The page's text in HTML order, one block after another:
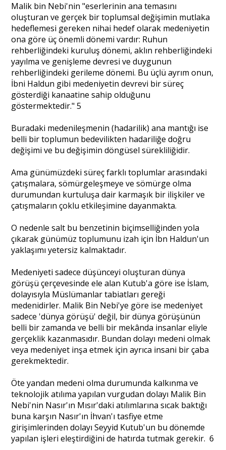
Malik bin Nebi'nin "eserlerinin ana temasını
oluşturan ve gerçek bir toplumsal değişimin mutlaka
hedeflemesi gereken nihai hedef olarak medeniyetin
ona göre üç önemli dönemi vardır: Ruhun
rehberliğindeki kuruluş dönemi, aklın rehberliğindeki
yayılma ve genişleme devresi ve duygunun
rehberliğindeki gerileme dönemi. Bu üçlü ayrım onun,
İbni Haldun gibi medeniyetin devrevi bir süreç
gösterdiği kanaatine sahip olduğunu
göstermektedir." 5
Buradaki medenileşmenin (hadarilik) ana mantığı ise
belli bir toplumun bedevilikten hadariliğe doğru
değişimi ve bu değişimin döngüsel sürekliliğidir.
Ama günümüzdeki süreç farklı toplumlar arasındaki
çatışmalara, sömürgeleşmeye ve sömürge olma
durumundan kurtuluşa dair karmaşık bir ilişkiler ve
çatışmaların çoklu etkileşimine dayanmakta.
O nedenle salt bu benzetinin biçimselliğinden yola
çıkarak günümüz toplumunu izah için İbn Haldun'un
yaklaşımı yetersiz kalmaktadır.
Medeniyeti sadece düşünceyi oluşturan dünya
görüşü çerçevesinde ele alan Kutub'a göre ise İslam,
dolayısıyla Müslümanlar tabiatları gereği
medenidirler. Malik Bin Nebi'ye göre ise medeniyet
sadece 'dünya görüşü' değil, bir dünya görüşünün
belli bir zamanda ve belli bir mekânda insanlar eliyle
gerçeklik kazanmasıdır. Bundan dolayı medeni olmak
veya medeniyet inşa etmek için ayrıca insani bir çaba
gerekmektedir.
Öte yandan medeni olma durumunda kalkınma ve
teknolojik atılıma yapılan vurgudan dolayı Malik Bin
Nebi'nin Nasır'ın Mısır'daki atılımlarına sıcak baktığı
buna karşın Nasır'ın İhvan'ı tasfiye etme
girişimlerinden dolayı Seyyid Kutub'un bu dönemde
yapılan işleri eleştirdiğini de hatırda tutmak gerekir. 6